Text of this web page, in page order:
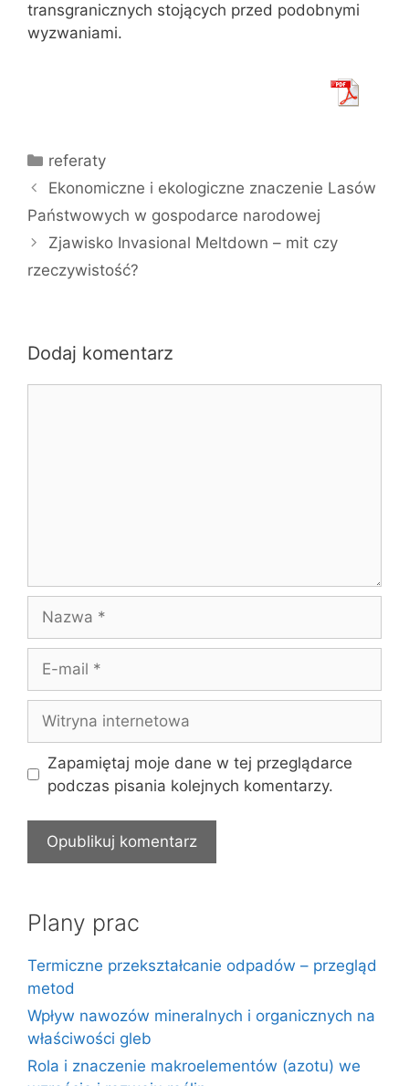
transgranicznych stojących przed podobnymi
wyzwaniami.
Kategorie
referaty
Ekonomiczne i ekologiczne znaczenie Lasów
Państwowych w gospodarce narodowej
Zjawisko Invasional Meltdown – mit czy
rzeczywistość?
Dodaj komentarz
mail
internetowa
Zapamiętaj moje dane w tej przeglądarce
podczas pisania kolejnych komentarzy.
Plany prac
Termiczne przekształcanie odpadów – przegląd
metod
Wpływ nawozów mineralnych i organicznych na
właściwości gleb
Rola i znaczenie makroelementów (azotu) we